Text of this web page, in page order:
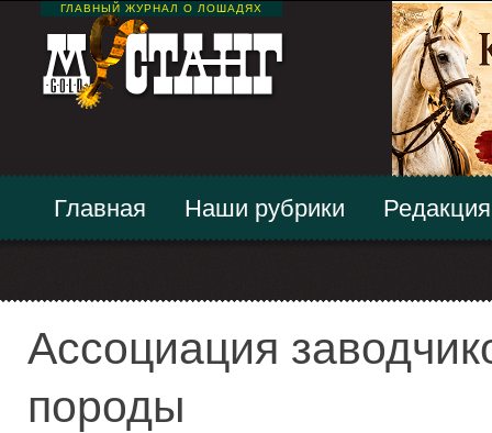
ГЛАВНЫЙ ЖУРНАЛ О ЛОШАДЯХ
Главная Наши рубрики Редакция
Ассоциация
породы